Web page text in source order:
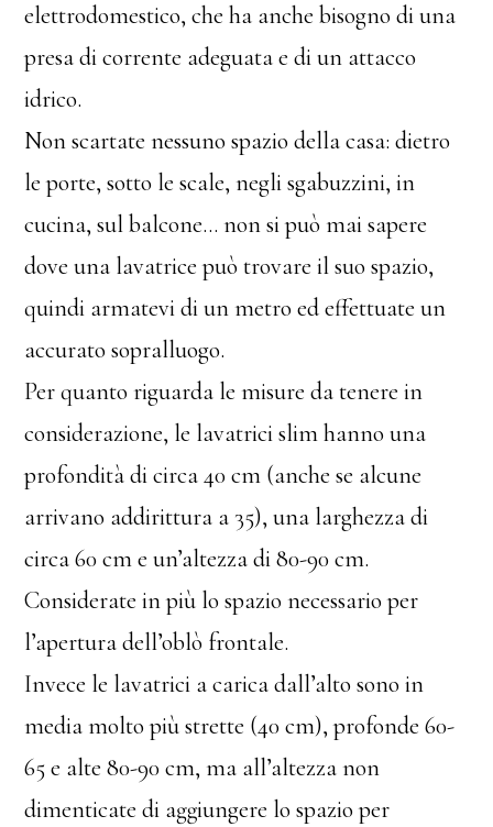
elettrodomestico, che ha anche bisogno di una
presa di corrente adeguata e di un attacco
idrico.
Non scartate nessuno spazio della casa: dietro
le porte, sotto le scale, negli sgabuzzini, in
cucina, sul balcone… non si può mai sapere
dove una lavatrice può trovare il suo spazio,
quindi armatevi di un metro ed effettuate un
accurato sopralluogo.
Per quanto riguarda le misure da tenere in
considerazione, le lavatrici slim hanno una
profondità di circa 40 cm (anche se alcune
arrivano addirittura a 35), una larghezza di
circa 60 cm e un’altezza di 80-90 cm.
Considerate in più lo spazio necessario per
l’apertura dell’oblò frontale.
Invece le lavatrici a carica dall’alto sono in
media molto più strette (40 cm), profonde 60-
65 e alte 80-90 cm, ma all’altezza non
dimenticate di aggiungere lo spazio per